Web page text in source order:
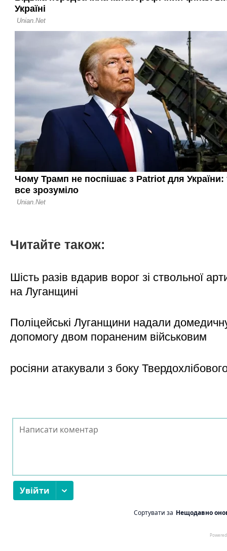
Читайте також:
Шість разів вдарив ворог зі ствольної
на Луганщині
Поліцейські Луганщини надали
допомогу двом пораненим військовим
росіяни атакували з боку